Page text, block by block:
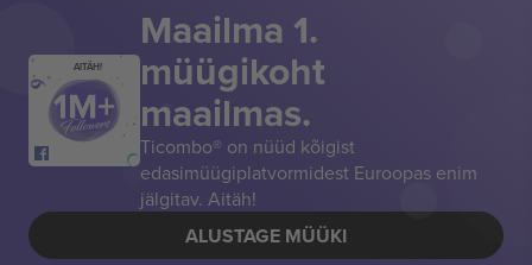
AITÄH!
Maailma 1.
müügikoht
maailmas.
Ticombo® on nüüd kõigist
edasimüügiplatvormidest Euroopas enim
jälgitav. Aitäh!
ALUSTAGE MÜÜKI